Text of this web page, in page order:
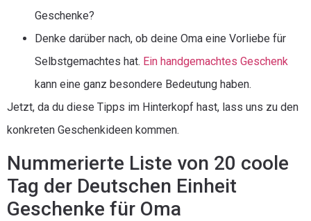
Geschenke?
Denke darüber nach, ob deine Oma eine Vorliebe für
Selbstgemachtes hat. Ein handgemachtes Geschenk
kann eine ganz besondere Bedeutung haben.
Jetzt, da du diese Tipps im Hinterkopf hast, lass uns zu den
konkreten Geschenkideen kommen.
Nummerierte Liste von 20 coole
Tag der Deutschen Einheit
Geschenke für Oma